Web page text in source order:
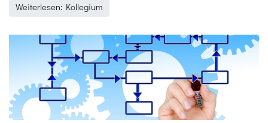
Weiterlesen: Kollegium